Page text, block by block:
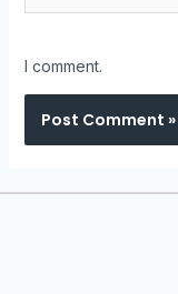
I comment.